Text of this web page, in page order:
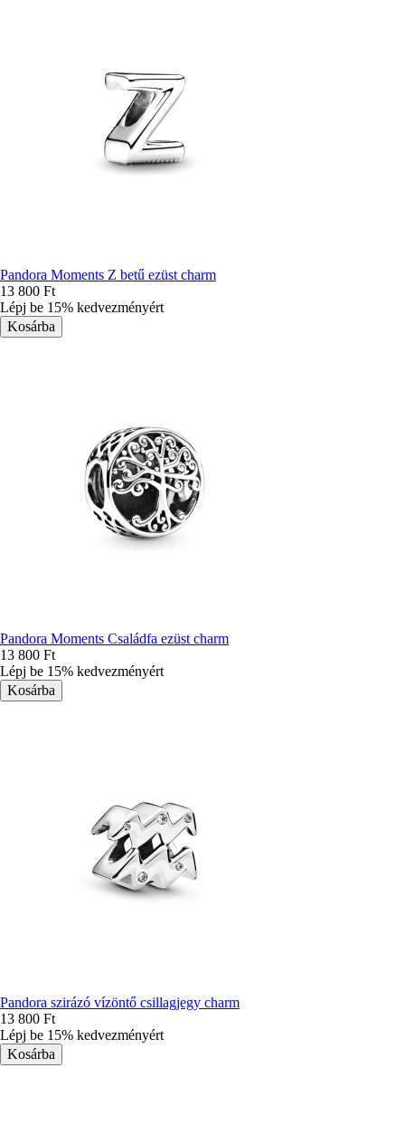
Pandora Moments Z betű ezüst charm
13 800 Ft
Lépj be 15% kedvezményért
Pandora Moments Családfa ezüst charm
13 800 Ft
Lépj be 15% kedvezményért
Pandora szirázó vízöntő csillagjegy charm
13 800 Ft
Lépj be 15% kedvezményért